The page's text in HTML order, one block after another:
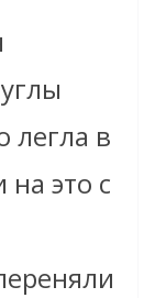
легла в
это с